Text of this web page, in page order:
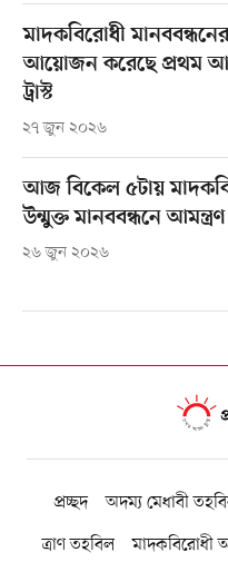
মাদকবিরোধী মানববন্ধনের
আয়োজন করেছে প্রথম
ট্রাস্ট
২৭ জুন ২০২৬
আজ বিকেল ৫টায়
উন্মুক্ত মানববন্ধনে আমন্ত্রণ
২৬ জুন ২০২৬
প্রচ্ছদ অদম্য মেধাবী
ত্রাণ তহবিল
মাদকবিরোধী